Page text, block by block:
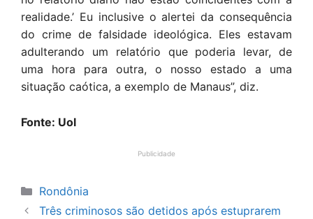
realidade.’ Eu inclusive o alertei da consequência
do crime de falsidade ideológica. Eles estavam
adulterando um relatório que poderia levar, de
uma hora para outra, o nosso estado a uma
situação caótica, a exemplo de Manaus”, diz.
Fonte: Uol
Publicidade
Categorias
Rondônia
Três criminosos são detidos após estuprarem